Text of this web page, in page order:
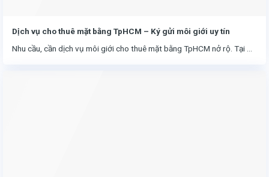
Dịch vụ cho thuê mặt bằng TpHCM – Ký gửi môi giới uy tín
Nhu cầu, cần dịch vụ môi giới cho thuê mặt bằng TpHCM nở rộ. Tại ...